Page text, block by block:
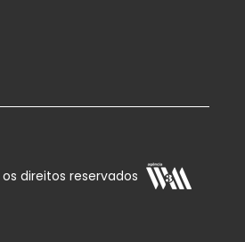
direitos reservados